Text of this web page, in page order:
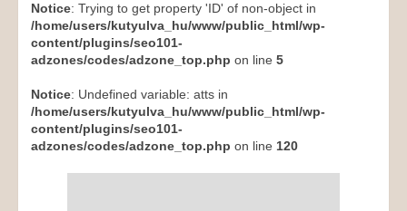
Notice: Trying to get property 'ID' of non-object in
/home/users/kutyulva_hu/www/public_html/wp-
content/plugins/seo101-
adzones/codes/adzone_top.php on line 5
Notice: Undefined variable: atts in
/home/users/kutyulva_hu/www/public_html/wp-
content/plugins/seo101-
adzones/codes/adzone_top.php on line 120